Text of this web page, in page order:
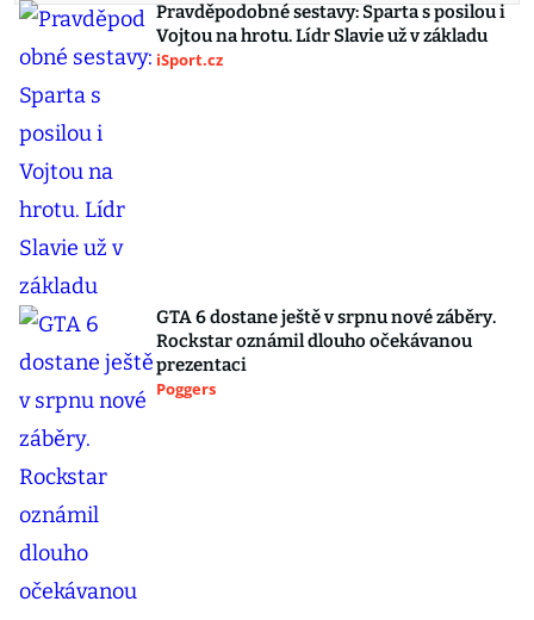
Pravděpodobné sestavy: Sparta s posilou i
Vojtou na hrotu. Lídr Slavie už v základu
iSport.cz
GTA 6 dostane ještě v srpnu nové záběry.
Rockstar oznámil dlouho očekávanou
prezentaci
Poggers